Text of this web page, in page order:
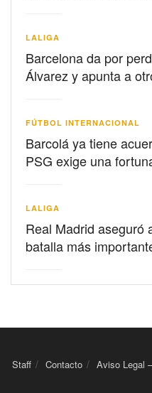
LALIGA
Barcelona da por
Álvarez y apunta a
FÚTBOL INTERNACIONAL
Barcolá ya tiene
PSG exige una
LALIGA
Real Madrid aseguró
batalla más
Staff Contacto Aviso Legal